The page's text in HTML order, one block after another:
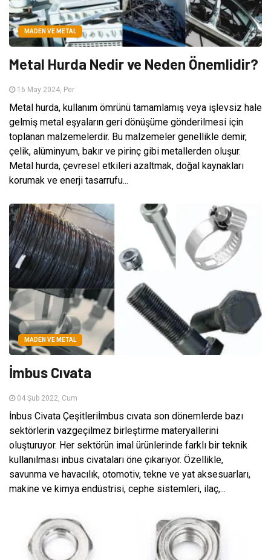
MADEN VE METAL
Metal Hurda Nedir ve Neden Önemlidir?
16 May 2024, Per
Metal hurda, kullanım ömrünü tamamlamış veya işlevsiz hale
gelmiş metal eşyaların geri dönüşüme gönderilmesi için
toplanan malzemelerdir. Bu malzemeler genellikle demir,
çelik, alüminyum, bakır ve pirinç gibi metallerden oluşur.
Metal hurda, çevresel etkileri azaltmak, doğal kaynakları
korumak ve enerji tasarrufu...
MADEN VE METAL
İmbus Cıvata
04 Şub 2022, Cum
İnbus Civata Çeşitleriİmbus cıvata son dönemlerde bazı
sektörlerin vazgeçilmez birleştirme materyallerini
oluşturuyor. Her sektörün imal ürünlerinde farklı bir teknik
kullanılması inbus civataları öne çıkarıyor. Özellikle,
savunma ve havacılık, otomotiv, tekne ve yat aksesuarları,
makine ve kimya endüstrisi, cephe sistemleri, ilaç,...